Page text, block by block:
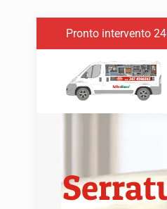
Pronto intervento